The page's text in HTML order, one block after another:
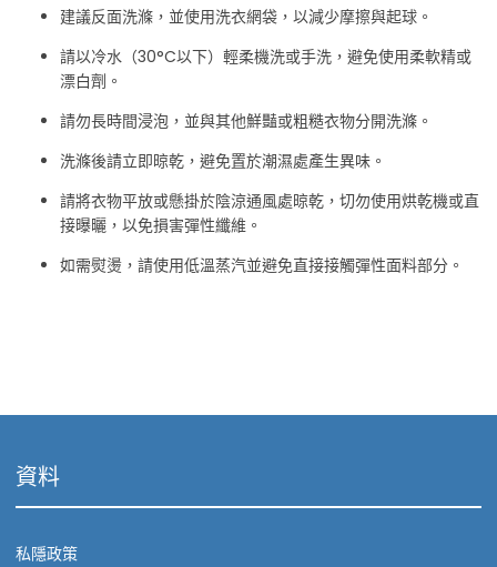
建議反面洗滌，並使用洗衣網袋，以減少摩擦與起球。
請以冷水（30°C以下）輕柔機洗或手洗，避免使用柔軟精或
漂白劑。
請勿長時間浸泡，並與其他鮮豔或粗糙衣物分開洗滌。
洗滌後請立即晾乾，避免置於潮濕處產生異味。
請將衣物平放或懸掛於陰涼通風處晾乾，切勿使用烘乾機或直
接曝曬，以免損害彈性纖維。
如需熨燙，請使用低溫蒸汽並避免直接接觸彈性面料部分。
資料
私隱政策